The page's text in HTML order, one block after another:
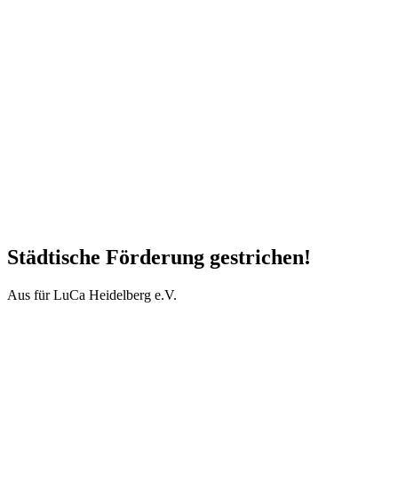
Städtische Förderung gestrichen!
Aus für LuCa Heidelberg e.V.